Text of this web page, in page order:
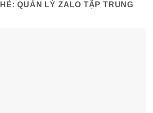
QUẢN LÝ ZALO TẬP TRUNG